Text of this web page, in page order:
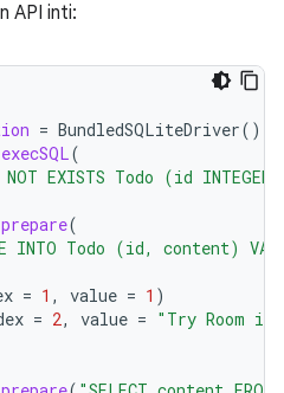
API inti:
= BundledSQLiteDriver().
execSQL(
NOT EXISTS Todo (id
prepare(
INTO Todo (id, content)
= 1 , value = 1 )
= 2, value = "Try Room